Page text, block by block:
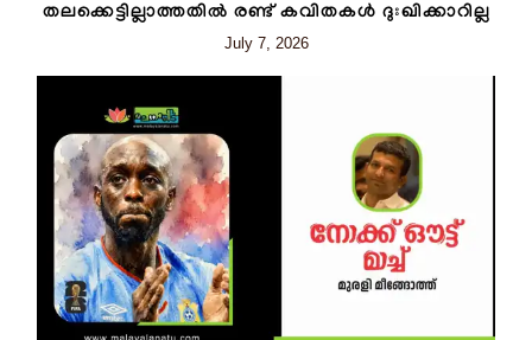
തലക്കെട്ടില്ലാത്തതിൽ രണ്ട് കവിതകൾ ദുഃഖിക്കാറില്ല
July 7, 2026